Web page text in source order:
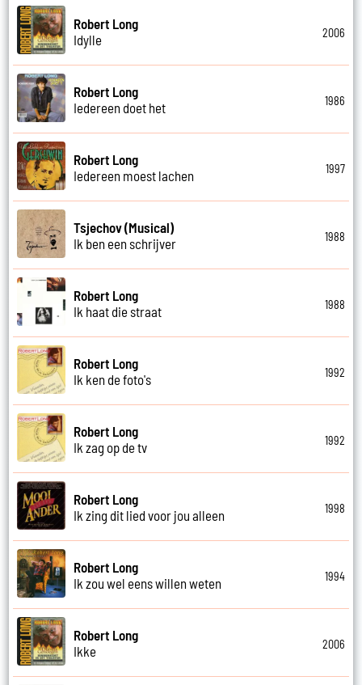
Robert Long
Idylle
2006
Robert Long
Iedereen doet het
1986
Robert Long
Iedereen moest lachen
1997
Tsjechov (Musical)
Ik ben een schrijver
1988
Robert Long
Ik haat die straat
1988
Robert Long
Ik ken de foto's
1992
Robert Long
Ik zag op de tv
1992
Robert Long
Ik zing dit lied voor jou alleen
1998
Robert Long
Ik zou wel eens willen weten
1994
Robert Long
Ikke
2006